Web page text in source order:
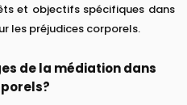
et objectifs spécifiques dans
les préjudices corporels.
de la médiation dans